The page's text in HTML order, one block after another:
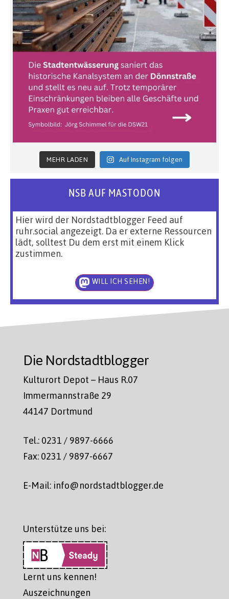
MEHR LADEN Auf Instagram folgen
NSB AUF MASTODON
Hier wird der Nordstadtblogger Feed auf
ruhr.social angezeigt. Da er externe Ressourcen
lädt, solltest Du dem erst mit einem Klick
zustimmen.
WILL ICH SEHEN!
Die Nordstadtblogger
Kulturort Depot – Haus R.07
Immermannstraße 29
44147 Dortmund
Tel.: 0231 / 9897-6666
Fax: 0231 / 9897-6667
E-Mail: info@nordstadtblogger.de
Unterstütze uns bei:
Lernt uns kennen!
Auszeichnungen